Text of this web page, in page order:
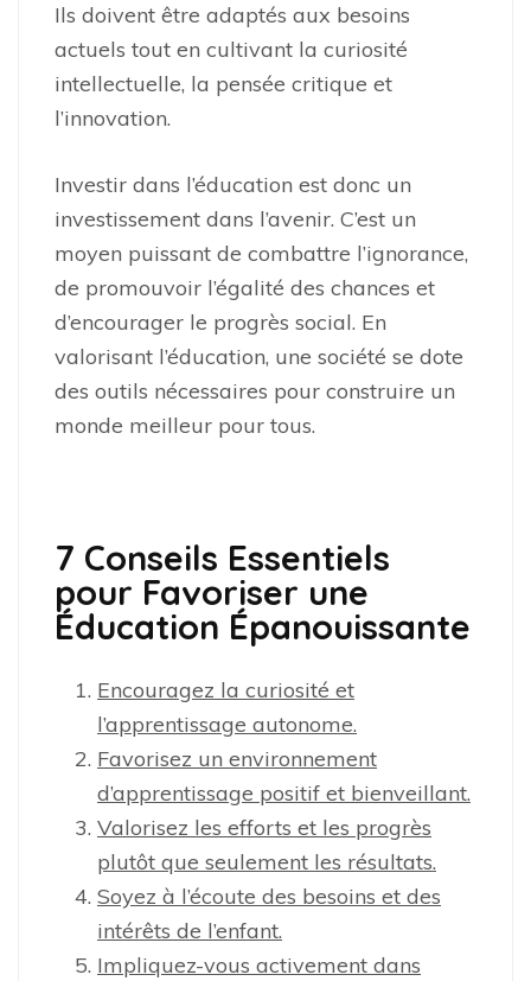
Ils doivent être adaptés aux besoins
actuels tout en cultivant la curiosité
intellectuelle, la pensée critique et
l’innovation.
Investir dans l’éducation est donc un
investissement dans l’avenir. C’est un
moyen puissant de combattre l’ignorance,
de promouvoir l’égalité des chances et
d’encourager le progrès social. En
valorisant l’éducation, une société se dote
des outils nécessaires pour construire un
monde meilleur pour tous.
7 Conseils Essentiels
pour Favoriser une
Éducation Épanouissante
Encouragez la curiosité et
l’apprentissage autonome.
Favorisez un environnement
d’apprentissage positif et bienveillant.
Valorisez les efforts et les progrès
plutôt que seulement les résultats.
Soyez à l’écoute des besoins et des
intérêts de l’enfant.
Impliquez-vous activement dans